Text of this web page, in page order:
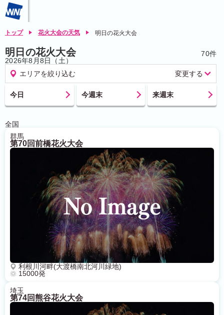
トップ 花火大会の天気 明日の花火大会
明日の花火大会 70件
2026年8月8日（土）
エリアを絞り込む
変更する
北海道
東北
青森 岩手 秋田 宮城 山形
福島
中部
静岡 愛知
石川 福井
兵庫 京都 滋賀
奈良
和歌山
広島 岡山 山口 島根
鳥取
香川 徳島 愛媛
高知
福岡 佐賀 長崎 大分 熊本
鹿児島
リセット 検索する
今日 今週末 来週末
全国
群馬
第70回前橋花火大会
利根川河畔(大渡橋南北河川緑地)
15000発
埼玉
第74回熊谷花火大会